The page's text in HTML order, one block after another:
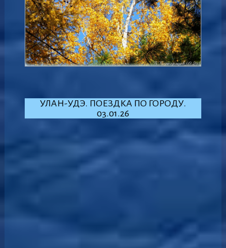
УЛАН-УДЭ. ПОЕЗДКА ПО ГОРОДУ.
03.01.26